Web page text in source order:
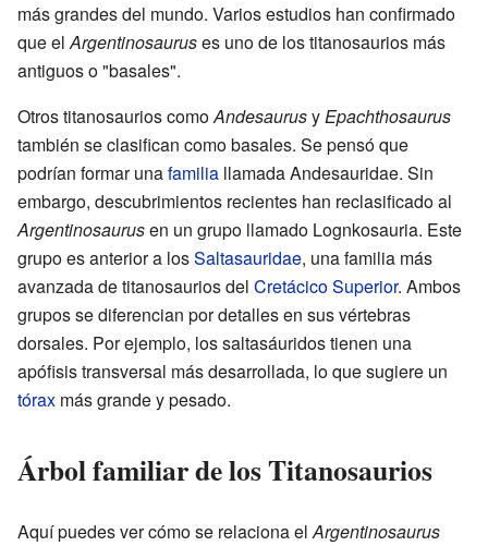
más grandes del mundo. Varios estudios han confirmado
que elArgentinosauruses uno de los titanosaurios más
antiguos o "basales".
Otros titanosaurios comoAndesaurusyEpachthosaurus
también se clasifican como basales. Se pensó que
podrían formar unafamilia llamada Andesauridae. Sin
embargo, descubrimientos recientes han reclasificado al
Argentinosaurusen un grupo llamado Lognkosauria. Este
grupo es anterior a losSaltasauridae, una familia más
avanzada de titanosaurios del Cretácico Superior. Ambos
grupos se diferencian por detalles en sus vértebras
dorsales. Por ejemplo, los saltasáuridos tienen una
apófisis transversal más desarrollada, lo que sugiere un
tórax más grande y pesado.
Árbol familiar de los Titanosaurios
Aquí puedes ver cómo se relaciona elArgentinosaurus